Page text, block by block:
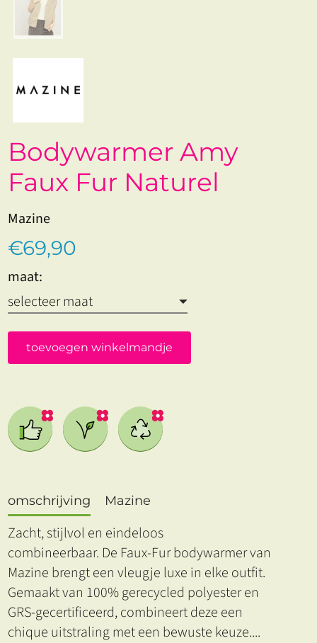
Bodywarmer Amy
Faux Fur Naturel
Mazine
€69,90
maat:
toevoegen winkelmandje
omschrijving Mazine
Zacht, stijlvol en eindeloos
combineerbaar. De Faux-Fur bodywarmer van
Mazine brengt een vleugje luxe in elke outfit.
Gemaakt van 100% gerecycled polyester en
GRS-gecertificeerd, combineert deze een
chique uitstraling met een bewuste keuze....